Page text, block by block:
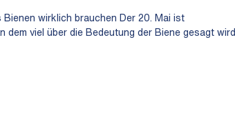
Bienen wirklich brauchen Der 20. Mai ist
dem viel über die Bedeutung der Biene gesagt wird